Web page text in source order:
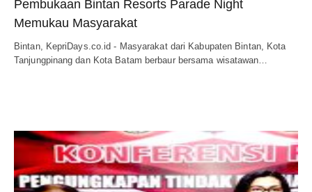
Pembukaan Bintan Resorts Parade Night
Memukau Masyarakat
Bintan, KepriDays.co.id - Masyarakat dari Kabupaten Bintan, Kota
Tanjungpinang dan Kota Batam berbaur bersama wisatawan…